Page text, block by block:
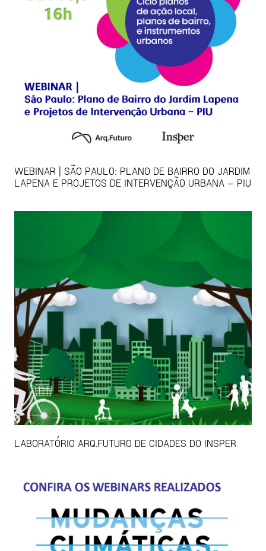
WEBINAR | SÃO PAULO: PLANO DE BAIRRO DO JARDIM
LAPENA E PROJETOS DE INTERVENÇÃO URBANA – PIU
LABORATÓRIO ARQ.FUTURO DE CIDADES DO INSPER